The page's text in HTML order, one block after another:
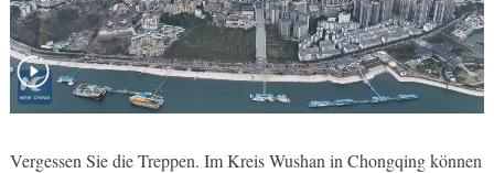
Vergessen Sie die Treppen. Im Kreis Wushan in Chongqing können